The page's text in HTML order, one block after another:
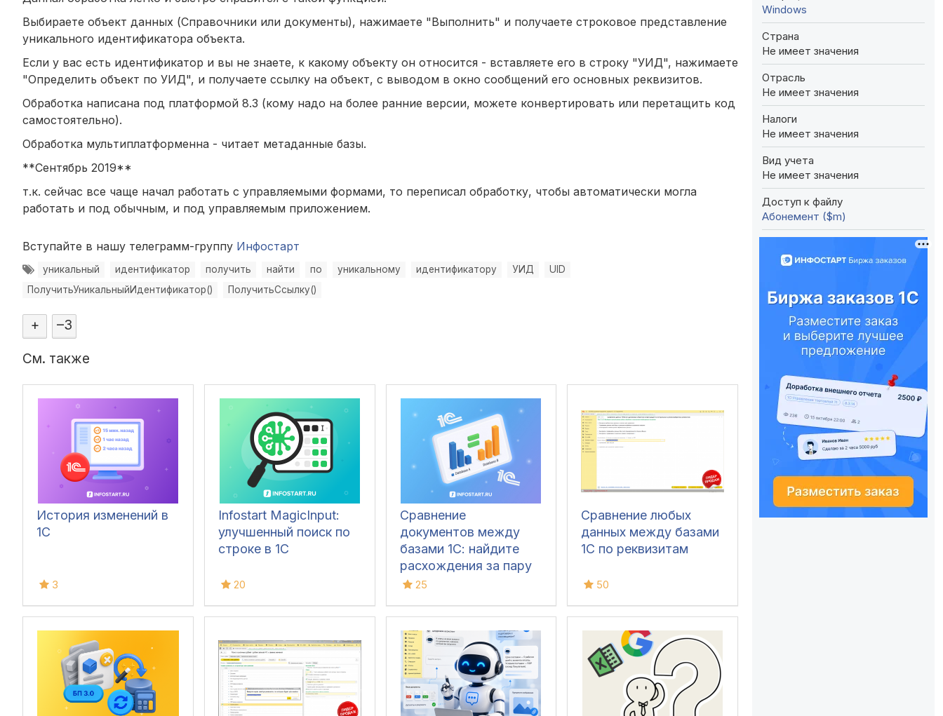
Выбираете объект данных (Справочники или документы), нажимаете "Выполнить" и получаете строковое представление
уникального идентификатора объекта.
Если у вас есть идентификатор и вы не знаете, к какому объекту он относится - вставляете его в строку "УИД", нажимаете
"Определить объект по УИД", и получаете ссылку на объект, с выводом в окно сообщений его основных реквизитов.
Обработка написана под платформой 8.3 (кому надо на более ранние версии, можете конвертировать или перетащить код
самостоятельно).
Обработка мультиплатформенна - читает метаданные базы.
**Сентябрь 2019**
т.к. сейчас все чаще начал работать с управляемыми формами, то переписал обработку, чтобы автоматически могла
работать и под обычным, и под управляемым приложением.
Вступайте в нашу телеграмм-группу Инфостарт
уникальный идентификатор получить найти по уникальному идентификатору УИД
UID
ПолучитьУникальныйИдентификатор()
ПолучитьСсылку()
+ –3
См. также
История изменений в
1С
3
Infostart MagicInput:
улучшенный поиск по
строке в 1С
20
Сравнение
документов между
базами 1С: найдите
расхождения за пару
кликов
25
Сравнение любых
данных между базами
1С по реквизитам
50
Windows
Страна
Не имеет значения
Отрасль
Не имеет значения
Налоги
Не имеет значения
Вид учета
Не имеет значения
Доступ к файлу
Абонемент ($m)